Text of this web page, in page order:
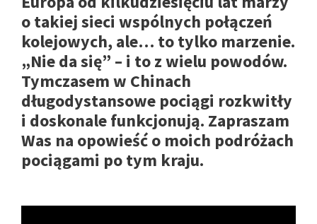
o takiej sieci wspólnych połączeń
kolejowych, ale… to tylko marzenie.
„Nie da się” – i to z wielu powodów.
Tymczasem w Chinach
długodystansowe pociągi rozkwitły
i doskonale funkcjonują. Zapraszam
Was na opowieść o moich podróżach
pociągami po tym kraju.